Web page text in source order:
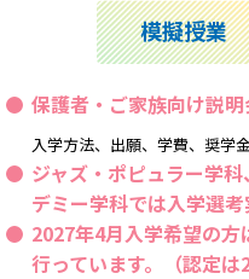
模擬授業
保護者・ご家族向け説明
入学方法、出願、学費、奨学
ジャズ・ポピュラー学
デミー学科では入学選
2027年4月入学希望の
行っています。（認定は